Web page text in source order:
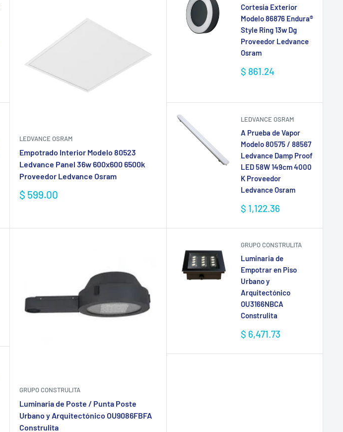
LEDVANCE OSRAM
Empotrado Interior Modelo 80523
Ledvance Panel 36w 600x600 6500k
Proveedor Ledvance Osram
Precio
$ 599.00
Cortesia Exterior
Modelo 86876 Endura®
Style Ring 13w Dg
Proveedor Ledvance
Osram
Precio
$ 861.24
LEDVANCE OSRAM
A Prueba de Vapor
Modelo 80575 / 88567
Ledvance Damp Proof
LED 58W 149cm 4000
K Proveedor
Ledvance Osram
Precio
venta
$ 1,122.36
GRUPO CONSTRULITA
Luminaria de Poste / Punta Poste
Urbano y Arquitectónico OU9086FBFA
Construlita
GRUPO CONSTRULITA
Luminaria de
Empotrar en Piso
Urbano y
Arquitectónico
OU3166NBCA
Construlita
Precio
venta
$ 6,471.73